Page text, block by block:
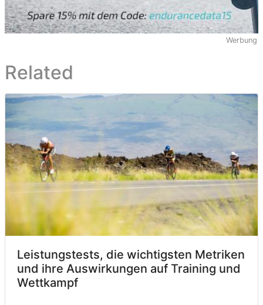
Werbung
Related
Leistungstests, die wichtigsten Metriken
und ihre Auswirkungen auf Training und
Wettkampf